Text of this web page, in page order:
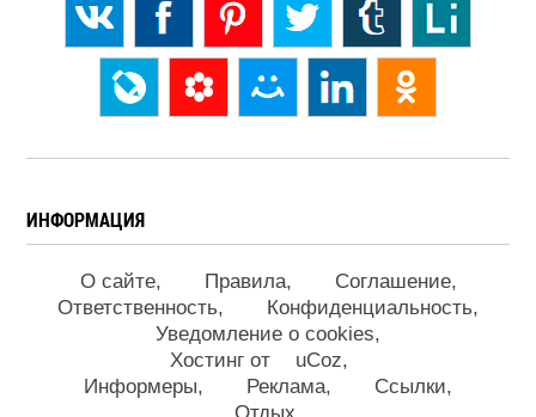
ИНФОРМАЦИЯ
О сайте Правила
Соглашение
Ответственность
Конфиденциальность
Уведомление о cookies
Хостинг от
uCoz
Информеры
Реклама
Ссылки